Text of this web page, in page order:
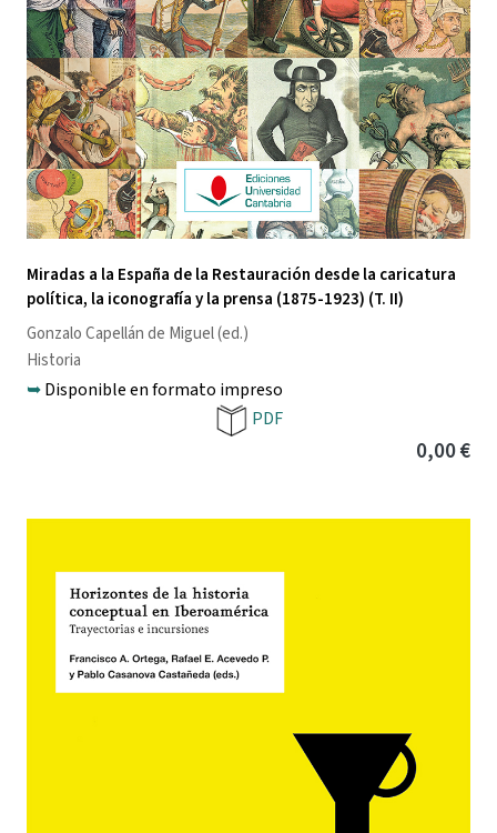
Miradas a la España de la Restauración desde la caricatura
política, la iconografía y la prensa (1875-1923) (T. II)
Gonzalo Capellán de Miguel(ed.)
Historia
➥Disponible en formato impreso
PDF
0,00 €